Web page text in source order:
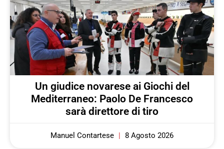
Un giudice novarese ai Giochi del
Mediterraneo: Paolo De Francesco
sarà direttore di tiro
Manuel Contartese 8 Agosto 2026